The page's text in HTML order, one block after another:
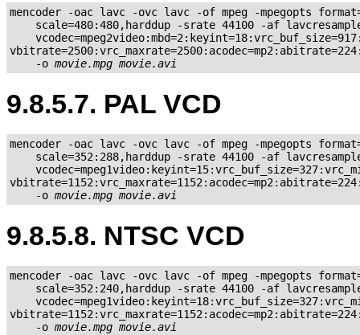
mencoder -oac lavc -ovc lavc -of mpeg -mpegopts
scale=480:480,harddup -srate 44100 -af
    -o
movie.mpg movie.avi
9.8.5.7. PAL VCD
mencoder -oac lavc -ovc lavc -of mpeg -mpegopts
scale=352:288,harddup -srate 44100 -af
    -o
movie.mpg movie.avi
9.8.5.8. NTSC VCD
mencoder -oac lavc -ovc lavc -of mpeg -mpegopts
scale=352:240,harddup -srate 44100 -af
    -o
movie.mpg movie.avi